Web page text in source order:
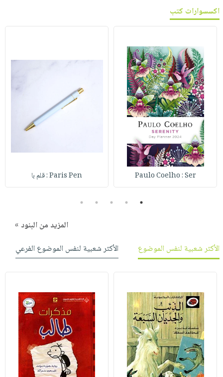
اكسسوارات كتب
Paulo Coelho : Ser Paris Pen : قلم با
1
2
3
4
5
المزيد من البنود »
الأكثر شعبية لنفس الموضوع
الأكثر شعبية لنفس الموضوع الفرعي